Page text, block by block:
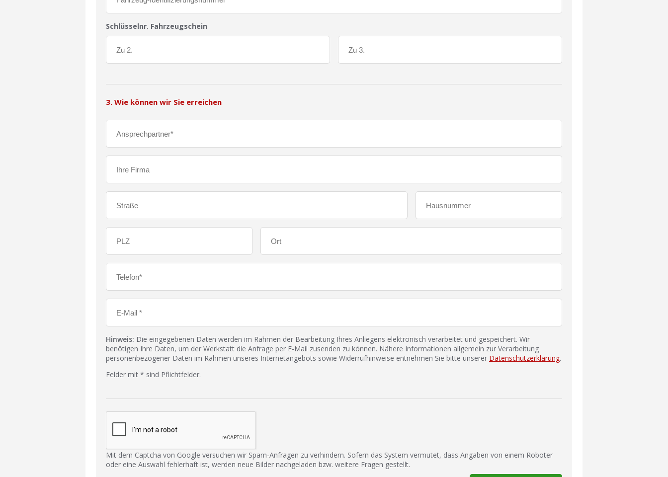
Schlüsselnr. Fahrzeugschein
3. Wie können wir Sie erreichen
Hinweis: Die eingegebenen Daten werden im Rahmen der Bearbeitung Ihres Anliegens elektronisch verarbeitet und gespeichert. Wir
benötigen Ihre Daten, um der Werkstatt die Anfrage per E-Mail zusenden zu können. Nähere Informationen allgemein zur Verarbeitung
personenbezogener Daten im Rahmen unseres Internetangebots sowie Widerrufhinweise entnehmen Sie bitte unserer Datenschutzerklärung.
Felder mit * sind Pflichtfelder.
Mit dem Captcha von Google versuchen wir Spam-Anfragen zu verhindern. Sofern das System vermutet, dass Angaben von einem Roboter
oder eine Auswahl fehlerhaft ist, werden neue Bilder nachgeladen bzw. weitere Fragen gestellt.